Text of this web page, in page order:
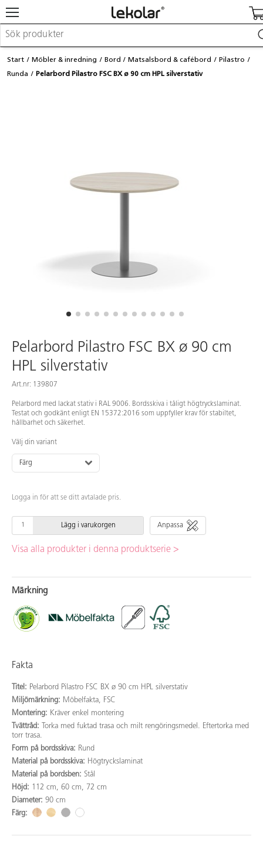
Möbler & inredning
Lekplatsutrustning & utemiljö
Start Möbler & inredning Bord Matsalsbord & cafébord
Pilastro
Runda
Pelarbord Pilastro FSC BX ø 90 cm HPL silverstativ
Pelarbord Pilastro FSC BX ø 90 cm
HPL silverstativ
Art.nr: 139807
Pelarbord med lackat stativ i RAL 9006. Bordsskiva i tåligt högtryckslaminat.
Testat och godkänt enligt EN 15372:2016 som uppfyller krav för stabiltet,
hållbarhet och säkerhet.
Välj din variant
Färg
Logga in för att se ditt avtalade pris.
Lägg i varukorgen Anpassa
Visa alla produkter i denna produktserie >
Märkning
Fakta
Titel: Pelarbord Pilastro FSC BX ø 90 cm HPL silverstativ
Miljömärkning: Möbelfakta, FSC
Montering: Kräver enkel montering
Tvättråd:
Torka med fuktad trasa och milt rengöringsmedel. Eftertorka med
torr trasa.
Form på bordsskiva: Rund
Material på bordsskiva: Högtryckslaminat
Material på bordsben: Stål
Höjd: 112 cm, 60 cm, 72 cm
Diameter: 90 cm
Färg: